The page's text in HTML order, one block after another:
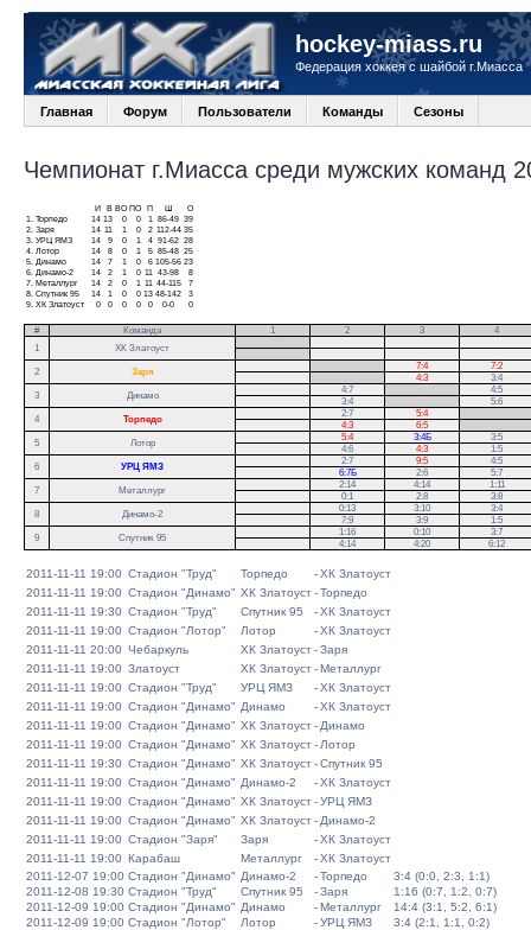
hockey-miass.ru
Федерация хоккея с шайбой г.Миасса
Главная Форум Пользователи Команды Сезоны
Чемпионат г.Миасса среди мужских команд
И В ВО ПО П
О
1.
Торпедо 14 13 0 0 1 86-49 39
2. Заря 14 11 1 0 2 112-44 35
3. УРЦ ЯМЗ 14 9 0 1 4 91-62 28
4. Лотор 14 8 0 1 5 85-48 25
5.
Динамо 14 7 1 0 6 105-56 23
6.
Динамо-2 14 2 1 0 11 43-98
8
7.
Металлург 14 2 0 1 11 44-115
7
8. Спутник 95 14 1 0 0 13 48-142
3
9. ХК Златоуст 0 0 0 0 0 0-0 0
# Команда 1 2 3
4
1
ХК Златоуст
2
Заря
7:4
7:2
4:3
3:4
3
Динамо
4:7
4:5
3:4
5:6
4
Торпедо
2:7 5:4
4:3
6:5
5
Лотор
5:4 3:4Б
3:5
4:6
4:3
1:5
6
УРЦ ЯМЗ
2:7 9:5
4:5
6:7Б
2:6
5:7
7
Металлург
2:14 4:14
1:11
0:1
2:8
3:8
8
Динамо-2
0:13 3:10
3:4
7:9
3:9
1:5
9
Спутник 95
1:16 0:10
3:7
4:14
4:20 6:12
2011-11-11 19:00 Стадион "Труд" Торпедо -ХК Златоуст
2011-11-11 19:00 Стадион "Динамо" ХК Златоуст-Торпедо
2011-11-11 19:30 Стадион "Труд" Спутник 95 -ХК Златоуст
2011-11-11 19:00 Стадион "Лотор" Лотор -ХК Златоуст
2011-11-11 20:00 Чебаркуль ХК Златоуст-Заря
2011-11-11 19:00 Златоуст ХК Златоуст-Металлург
2011-11-11 19:00 Стадион "Труд" УРЦ ЯМЗ -ХК Златоуст
2011-11-11 19:00 Стадион "Динамо" Динамо -ХК Златоуст
2011-11-11 19:00 Стадион "Динамо" ХК Златоуст- Динамо
2011-11-11 19:00 Стадион "Динамо" ХК Златоуст- Лотор
2011-11-11 19:30 Стадион "Динамо" ХК Златоуст-Спутник 95
2011-11-11 19:00 Стадион "Динамо" Динамо-2 -ХК Златоуст
2011-11-11 19:00 Стадион "Динамо" ХК Златоуст-УРЦ ЯМЗ
2011-11-11 19:00 Стадион "Динамо" ХК Златоуст- Динамо-2
2011-11-11 19:00 Стадион "Заря" Заря -ХК Златоуст
2011-11-11 19:00 Карабаш Металлург -ХК Златоуст
2011-12-07 19:00 Стадион "Динамо" Динамо-2 -Торпедо
3:4 (0:0, 2:3, 1:1)
2011-12-08 19:30 Стадион "Труд" Спутник 95 -Заря
1:16 (0:7, 1:2, 0:7)
2011-12-09 19:00 Стадион "Динамо" Динамо -Металлург
14:4 (3:1, 5:2, 6:1)
2011-12-09 19:00 Стадион "Лотор" Лотор -УРЦ ЯМЗ
3:4 (2:1, 1:1, 0:2)